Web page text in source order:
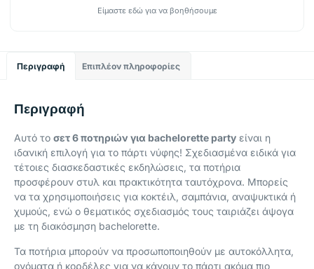
Είμαστε εδώ για να βοηθήσουμε
Περιγραφή Επιπλέον πληροφορίες
Περιγραφή
Αυτό το σετ 6 ποτηριών για bachelorette party είναι η
ιδανική επιλογή για το πάρτι νύφης! Σχεδιασμένα ειδικά για
τέτοιες διασκεδαστικές εκδηλώσεις, τα ποτήρια
προσφέρουν στυλ και πρακτικότητα ταυτόχρονα. Μπορείς
να τα χρησιμοποιήσεις για κοκτέιλ, σαμπάνια, αναψυκτικά ή
χυμούς, ενώ ο θεματικός σχεδιασμός τους ταιριάζει άψογα
με τη διακόσμηση bachelorette.
Τα ποτήρια μπορούν να προσωποποιηθούν με αυτοκόλλητα,
ονόματα ή κορδέλες για να κάνουν το πάρτι ακόμα πιο